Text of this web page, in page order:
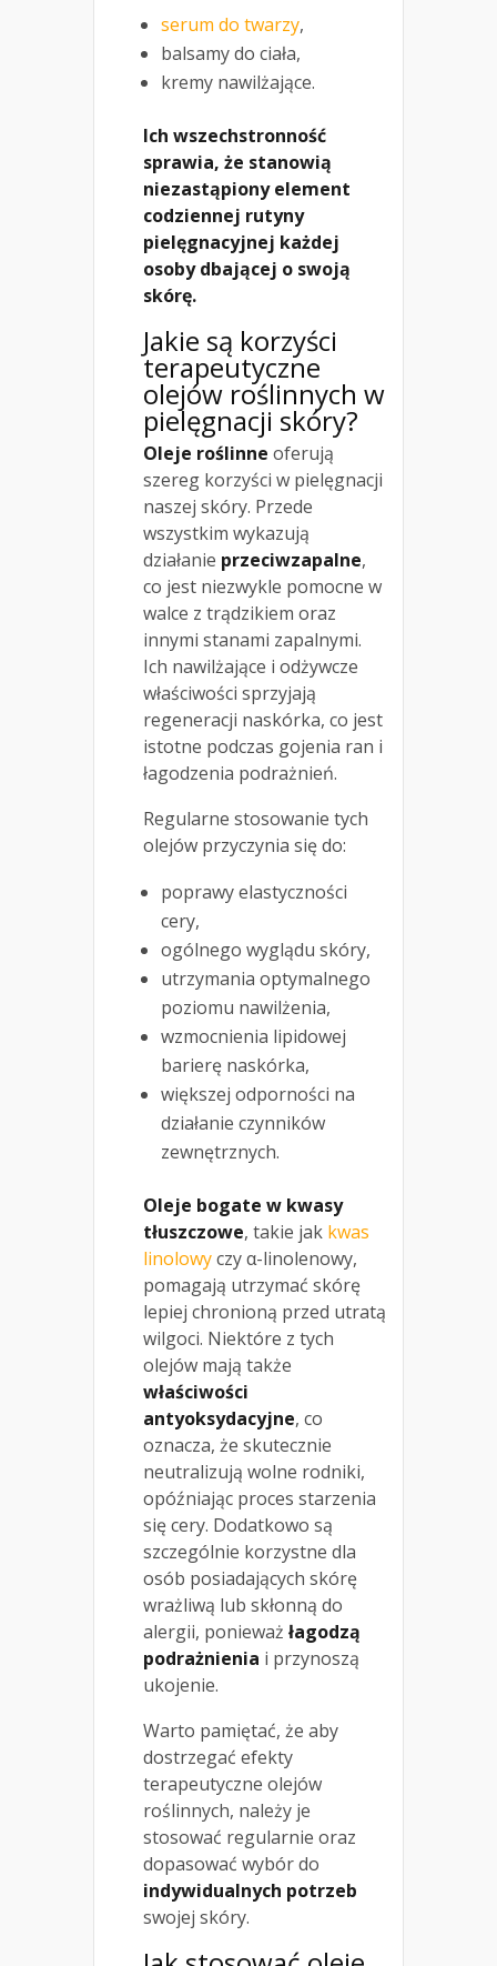
serum do twarzy,
balsamy do ciała,
kremy nawilżające.
Ich wszechstronność
sprawia, że stanowią
niezastąpiony element
codziennej rutyny
pielęgnacyjnej każdej
osoby dbającej o swoją
skórę.
Jakie są korzyści
terapeutyczne
olejów roślinnych w
pielęgnacji skóry?
Oleje roślinne oferują
szereg korzyści w pielęgnacji
naszej skóry. Przede
wszystkim wykazują
działanie przeciwzapalne,
co jest niezwykle pomocne w
walce z trądzikiem oraz
innymi stanami zapalnymi.
Ich nawilżające i odżywcze
właściwości sprzyjają
regeneracji naskórka, co jest
istotne podczas gojenia ran i
łagodzenia podrażnień.
Regularne stosowanie tych
olejów przyczynia się do:
poprawy elastyczności
cery,
ogólnego wyglądu skóry,
utrzymania optymalnego
poziomu nawilżenia,
wzmocnienia lipidowej
barierę naskórka,
większej odporności na
działanie czynników
zewnętrznych.
Oleje bogate w kwasy
tłuszczowe, takie jak kwas
linolowyczy α-linolenowy,
pomagają utrzymać skórę
lepiej chronioną przed utratą
wilgoci. Niektóre z tych
olejów mają także
właściwości
antyoksydacyjne, co
oznacza, że skutecznie
neutralizują wolne rodniki,
opóźniając proces starzenia
się cery. Dodatkowo są
szczególnie korzystne dla
osób posiadających skórę
wrażliwą lub skłonną do
alergii, ponieważ łagodzą
podrażnienia i przynoszą
ukojenie.
Warto pamiętać, że aby
dostrzegać efekty
terapeutyczne olejów
roślinnych, należy je
stosować regularnie oraz
dopasować wybór do
indywidualnych potrzeb
swojej skóry.